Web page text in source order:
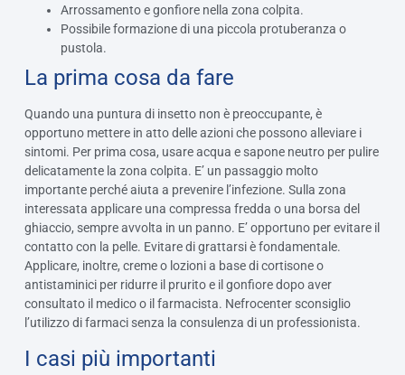
Arrossamento e gonfiore nella zona colpita.
Possibile formazione di una piccola protuberanza o
pustola.
La prima cosa da fare
Quando una puntura di insetto non è preoccupante, è
opportuno mettere in atto delle azioni che possono alleviare i
sintomi. Per prima cosa, usare acqua e sapone neutro per pulire
delicatamente la zona colpita. E’ un passaggio molto
importante perché aiuta a prevenire l’infezione. Sulla zona
interessata applicare una compressa fredda o una borsa del
ghiaccio, sempre avvolta in un panno. E’ opportuno per evitare il
contatto con la pelle. Evitare di grattarsi è fondamentale.
Applicare, inoltre, creme o lozioni a base di cortisone o
antistaminici per ridurre il prurito e il gonfiore dopo aver
consultato il medico o il farmacista. Nefrocenter sconsiglio
l’utilizzo di farmaci senza la consulenza di un professionista.
I casi più importanti